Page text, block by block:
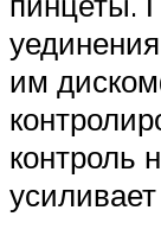
им
контроль